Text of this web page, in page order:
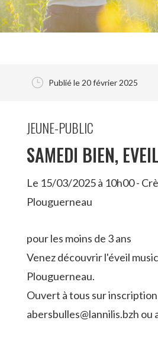
}Publié le 20 février 2025
JEUNE-PUBLIC
SAMEDI BIEN,
Le 15/03/2025 à 10h00 -
Plouguerneau
pour les moins de 3 ans
Venez découvrir l'éveil
Plouguerneau.
Ouvert à tous sur inscription
abersbulles@lannilis.bzh ou